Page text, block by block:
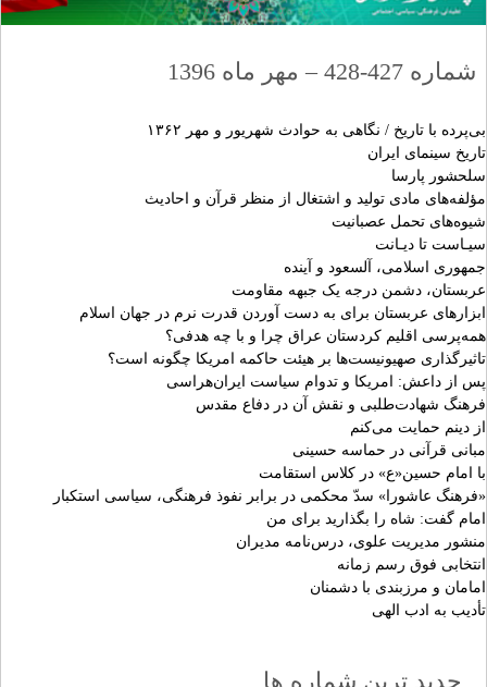
شماره 427-428 – مهر ماه 1396
بی‌پرده با تاریخ / نگاهی به حوادث شهریور و مهر ۱۳۶۲
تاریخ سینمای ایران
سلحشور پارسا
مؤلفه‌های مادی تولید و اشتغال از منظر قرآن و احادیث
شیوه‌های تحمل عصبانیت
سیـاست تا دیـانت
جمهوری اسلامی، آلسعود و آینده
عربستان، دشمن درجه یک جبهه مقاومت
ابزارهای عربستان برای به دست آوردن قدرت نرم در جهان اسلام
همه‌پرسی اقلیم کردستان عراق چرا و با چه هدفی؟
تاثیرگذارى صهیونیست‌ها بر هیئت حاکمه امریکا چگونه است؟
پس از داعش: امریکا و تدوام سیاست ایران‌هراسی
فرهنگ شهادت‌طلبی و نقش آن در دفاع مقدس
از دینم حمایت می‌کنم
مبانی قرآنی در حماسه حسینی
با امام حسین«ع» در کلاس استقامت
«فرهنگ عاشورا» سدّ محکمی در برابر نفوذ فرهنگی، سیاسی استکبار
امام گفت: شاه را بگذارید برای من
منشور مدیریت علوی، درس‌نامه مدیران
انتخابی فوق رسم زمانه
امامان و مرزبندی با دشمنان
تأدیب به ادب الهی
جدید ترین شماره ها